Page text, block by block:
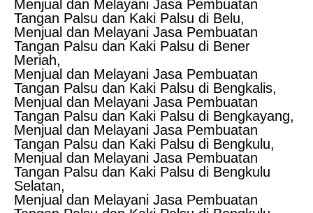
Menjual dan Melayani Jasa Pembuatan
Tangan Palsu dan Kaki Palsu di Belu,
Menjual dan Melayani Jasa Pembuatan
Tangan Palsu dan Kaki Palsu di Bener
Meriah,
Menjual dan Melayani Jasa Pembuatan
Tangan Palsu dan Kaki Palsu di Bengkalis,
Menjual dan Melayani Jasa Pembuatan
Tangan Palsu dan Kaki Palsu di Bengkayang,
Menjual dan Melayani Jasa Pembuatan
Tangan Palsu dan Kaki Palsu di Bengkulu,
Menjual dan Melayani Jasa Pembuatan
Tangan Palsu dan Kaki Palsu di Bengkulu
Selatan,
Menjual dan Melayani Jasa Pembuatan